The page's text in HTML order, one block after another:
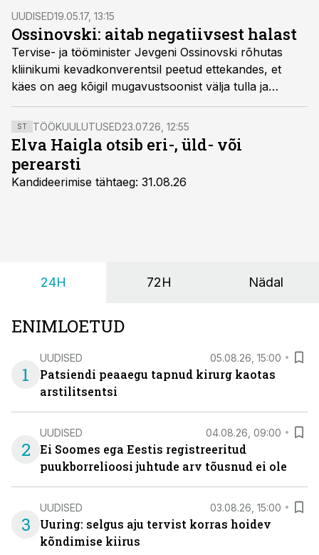
UUDISED19.05.17, 13:15
Ossinovski: aitab negatiivsest halast
Tervise- ja tööminister Jevgeni Ossinovski rõhutas
kliinikumi kevadkonverentsil peetud ettekandes, et
käes on aeg kõigil mugavustsoonist välja tulla ja
otsuseid ning muudatusi tegema hakata.
ST TÖÖKUULUTUSED23.07.26, 12:55
Elva Haigla otsib eri-, üld- või
perearsti
Kandideerimise tähtaeg: 31.08.26
24H 72H Nädal
ENIMLOETUD
1
UUDISED 05.08.26, 15:00
Patsiendi peaaegu tapnud kirurg kaotas
arstilitsentsi
2
UUDISED 04.08.26, 09:00
Ei Soomes ega Eestis registreeritud
puukborrelioosi juhtude arv tõusnud ei ole
3
UUDISED 03.08.26, 15:00
Uuring: selgus aju tervist korras hoidev
kõndimise kiirus